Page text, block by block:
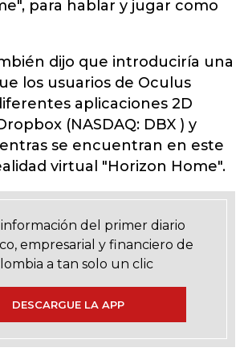
para hablar y jugar como
dijo que introduciría una
los usuarios de Oculus
aplicaciones 2D
(NASDAQ: DBX ) y
se encuentran en este
virtual "Horizon Home".
información del primer diario
empresarial y financiero de
a tan solo un clic
DESCARGUE LA APP